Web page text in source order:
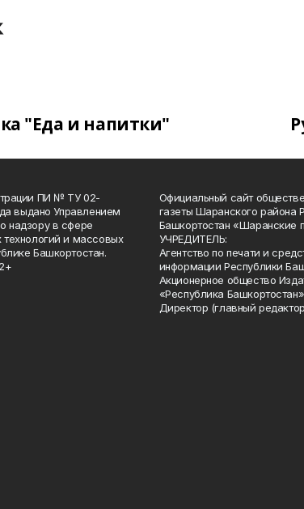
"Еда и напитки"
ПИ № ТУ 02-
выдано Управлением
надзору в сфере
и массовых
Башкортостан.
Официальный сайт
газеты Шаранского района
Башкортостан «Шаранские
УЧРЕДИТЕЛЬ:
Агентство по печати и
информации Республики
Акционерное общество
«Республика
Директор (главный